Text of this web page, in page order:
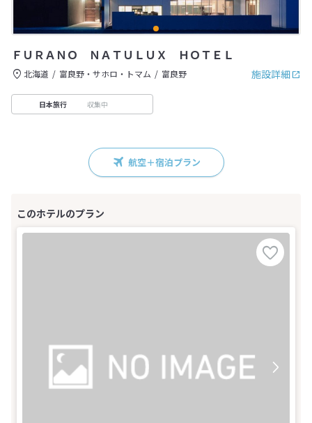
ＦＵＲＡＮＯ ＮＡＴＵＬＵＸ ＨＯＴＥＬ
施設詳細
北海道 富良野・サホロ・トマム 富良野
日本旅行 収集中
航空＋宿泊プラン